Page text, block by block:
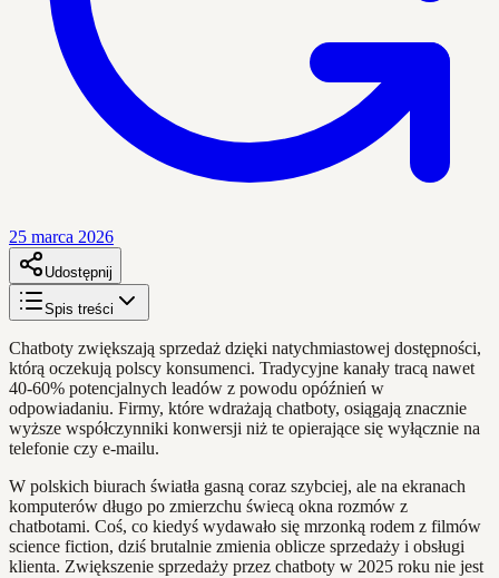
25 marca 2026
Udostępnij
Spis treści
Chatboty zwiększają sprzedaż dzięki natychmiastowej dostępności,
którą oczekują polscy konsumenci. Tradycyjne kanały tracą nawet
40-60% potencjalnych leadów z powodu opóźnień w
odpowiadaniu. Firmy, które wdrażają chatboty, osiągają znacznie
wyższe współczynniki konwersji niż te opierające się wyłącznie na
telefonie czy e-mailu.
W polskich biurach światła gasną coraz szybciej, ale na ekranach
komputerów długo po zmierzchu świecą okna rozmów z
chatbotami. Coś, co kiedyś wydawało się mrzonką rodem z filmów
science fiction, dziś brutalnie zmienia oblicze sprzedaży i obsługi
klienta. Zwiększenie sprzedaży przez chatboty w 2025 roku nie jest